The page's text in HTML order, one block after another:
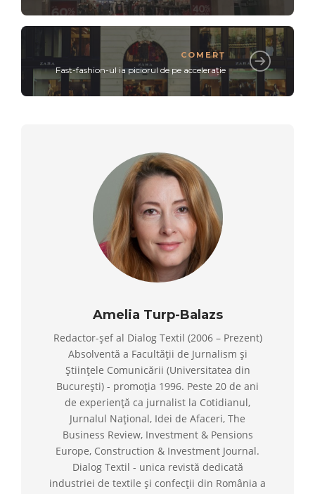
COMERȚ
Fast-fashion-ul ia piciorul de pe accelerație
Amelia Turp-Balazs
Redactor-șef al Dialog Textil (2006 – Prezent)
Absolventă a Facultății de Jurnalism și
Științele Comunicării (Universitatea din
București) - promoția 1996. Peste 20 de ani
de experiență ca jurnalist la Cotidianul,
Jurnalul Național, Idei de Afaceri, The
Business Review, Investment & Pensions
Europe, Construction & Investment Journal.
Dialog Textil - unica revistă dedicată
industriei de textile și confecții din România a